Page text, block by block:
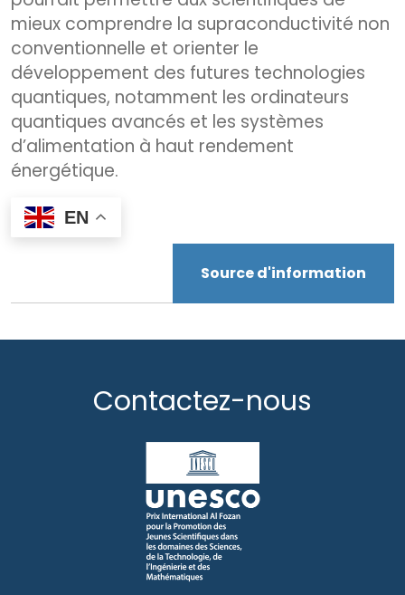
mieux comprendre la supraconductivité non
conventionnelle et orienter le
développement des futures technologies
quantiques, notamment les ordinateurs
quantiques avancés et les systèmes
d’alimentation à haut rendement
énergétique.
EN
Source d'information
Contactez-nous